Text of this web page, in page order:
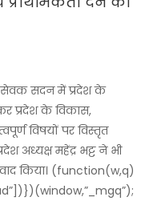
सेवक सदन में प्रदेश के
प्रदेश के विकास,
विषयों पर विस्तृत
अध्यक्ष महेंद्र भट्ट ने भी
किया। (function(w,q)